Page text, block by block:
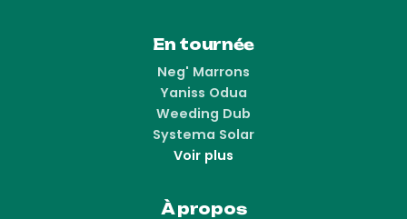
En tournée
Neg' Marrons
Yaniss Odua
Weeding Dub
Systema Solar
Voir plus
À propos